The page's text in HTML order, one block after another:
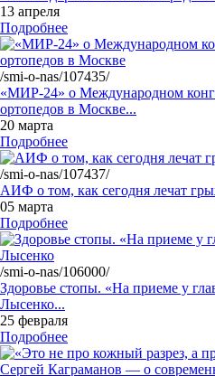
13 апреля
Подробнее
/smi-o-nas/107435/
«МИР-24» о Международном
ортопедов в Москве...
20 марта
Подробнее
/smi-o-nas/107437/
АИФ о том, как сегодня лечат
05 марта
Подробнее
/smi-o-nas/106000/
Здоровье стопы. «На приеме у
Лысенко...
25 февраля
Подробнее